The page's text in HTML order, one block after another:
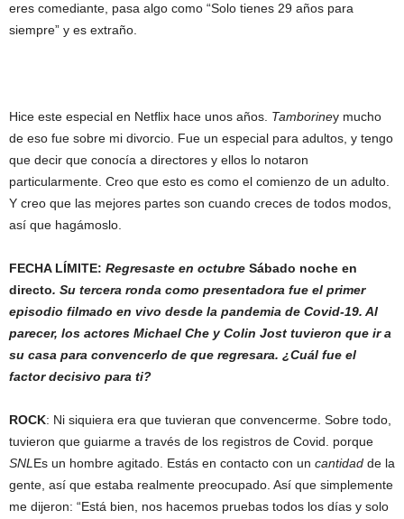
eres comediante, pasa algo como “Solo tienes 29 años para
siempre” y es extraño.
Hice este especial en Netflix hace unos años. Tamboriney mucho
de eso fue sobre mi divorcio. Fue un especial para adultos, y tengo
que decir que conocía a directores y ellos lo notaron
particularmente. Creo que esto es como el comienzo de un adulto.
Y creo que las mejores partes son cuando creces de todos modos,
así que hagámoslo.
FECHA LÍMITE: Regresaste en octubre Sábado noche en
directo. Su tercera ronda como presentadora fue el primer
episodio filmado en vivo desde la pandemia de Covid-19. Al
parecer, los actores Michael Che y Colin Jost tuvieron que ir a
su casa para convencerlo de que regresara. ¿Cuál fue el
factor decisivo para ti?
ROCK: Ni siquiera era que tuvieran que convencerme. Sobre todo,
tuvieron que guiarme a través de los registros de Covid. porque
SNL Es un hombre agitado. Estás en contacto con un cantidad de la
gente, así que estaba realmente preocupado. Así que simplemente
me dijeron: “Está bien, nos hacemos pruebas todos los días y solo